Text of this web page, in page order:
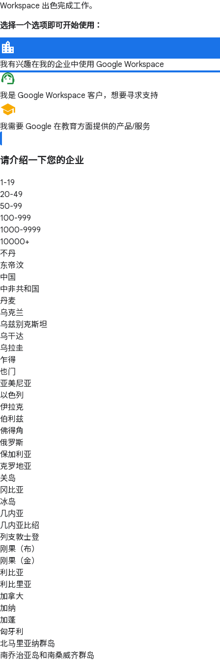
Workspace 出色完成工作。
选择一个选项即可开始使用：
我有兴趣在我的企业中使用 Google Workspace
我是 Google Workspace 客户，想要寻求支持
我需要 Google 在教育方面提供的产品/服务
请介绍一下您的企业
1-19
20-49
50-99
100-999
1000-9999
10000+
不丹
东帝汶
中国
中非共和国
丹麦
乌克兰
乌兹别克斯坦
乌干达
乌拉圭
乍得
也门
亚美尼亚
以色列
伊拉克
伯利兹
佛得角
俄罗斯
保加利亚
克罗地亚
关岛
冈比亚
冰岛
几内亚
几内亚比绍
列支敦士登
刚果（布）
刚果（金）
利比亚
利比里亚
加拿大
加纳
加蓬
匈牙利
北马里亚纳群岛
南乔治亚岛和南桑威齐群岛